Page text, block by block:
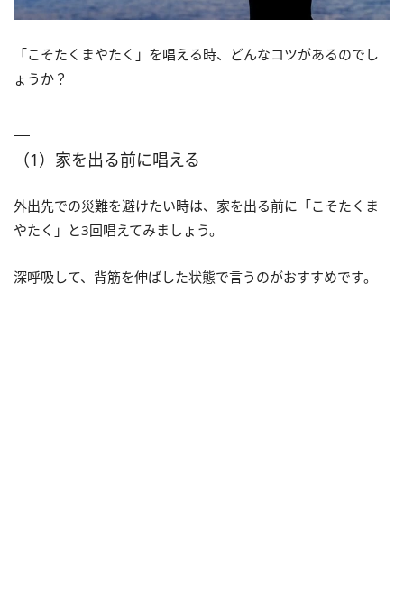
「こそたくまやたく」を唱える時、どんなコツがあるのでし
ょうか？
（1）家を出る前に唱える
外出先での災難を避けたい時は、家を出る前に「こそたくま
やたく」と3回唱えてみましょう。
深呼吸して、背筋を伸ばした状態で言うのがおすすめです。